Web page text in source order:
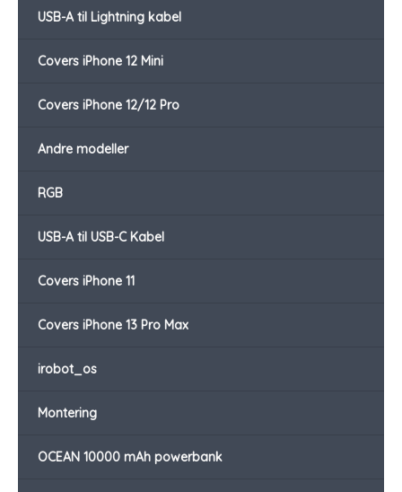
USB-A til Lightning kabel
Covers iPhone 12 Mini
Covers iPhone 12/12 Pro
Andre modeller
RGB
USB-A til USB-C Kabel
Covers iPhone 11
Covers iPhone 13 Pro Max
irobot_os
Montering
OCEAN 10000 mAh powerbank